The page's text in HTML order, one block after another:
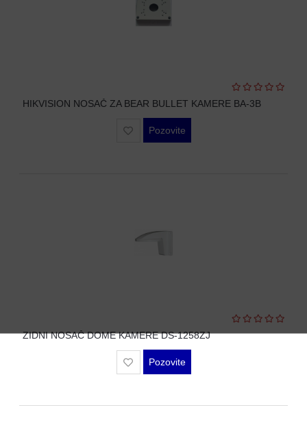
HIKVISION NOSAČ ZA BEAR BULLET KAMERE BA-3B
Pozovite
ZIDNI NOSAČ DOME KAMERE DS-1258ZJ
Pozovite